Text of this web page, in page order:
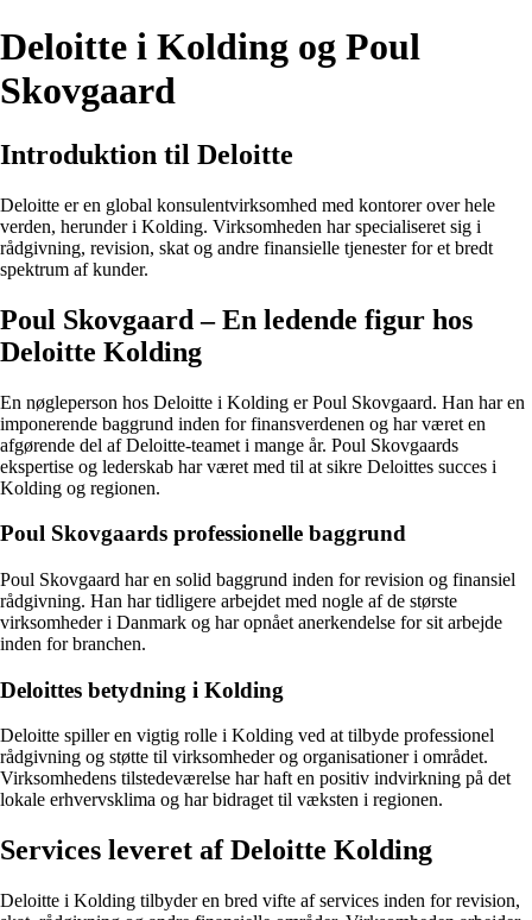
Deloitte i Kolding og Poul
Skovgaard
Introduktion til Deloitte
Deloitte er en global konsulentvirksomhed med kontorer over hele
verden, herunder i Kolding. Virksomheden har specialiseret sig i
rådgivning, revision, skat og andre finansielle tjenester for et bredt
spektrum af kunder.
Poul Skovgaard – En ledende figur hos
Deloitte Kolding
En nøgleperson hos Deloitte i Kolding er Poul Skovgaard. Han har en
imponerende baggrund inden for finansverdenen og har været en
afgørende del af Deloitte-teamet i mange år. Poul Skovgaards
ekspertise og lederskab har været med til at sikre Deloittes succes i
Kolding og regionen.
Poul Skovgaards professionelle baggrund
Poul Skovgaard har en solid baggrund inden for revision og finansiel
rådgivning. Han har tidligere arbejdet med nogle af de største
virksomheder i Danmark og har opnået anerkendelse for sit arbejde
inden for branchen.
Deloittes betydning i Kolding
Deloitte spiller en vigtig rolle i Kolding ved at tilbyde professionel
rådgivning og støtte til virksomheder og organisationer i området.
Virksomhedens tilstedeværelse har haft en positiv indvirkning på det
lokale erhvervsklima og har bidraget til væksten i regionen.
Services leveret af Deloitte Kolding
Deloitte i Kolding tilbyder en bred vifte af services inden for revision,